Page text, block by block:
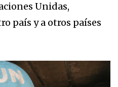
Unidas,
país y a otros países